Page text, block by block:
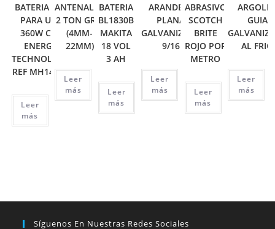
BATERIA 12V
PARA UPS
360W CSB
ENERGY
TECHNOLOGY
REF MH14533
Leer
más
ANTENALLA
2 TON GRIP
(4MM-
22MM)
Leer
más
BATERIA
BL1830B
MAKITA
18 VOL
3 AH
Leer
más
ARANDELA
PLANA
GALVANIZADA
9/16
Leer
más
ABRASIVO
SCOTCH
BRITE
ROJO POR
METRO
Leer
más
GUIA
AL FRIO
Leer
más
Síguenos En Nuestras Redes Sociales